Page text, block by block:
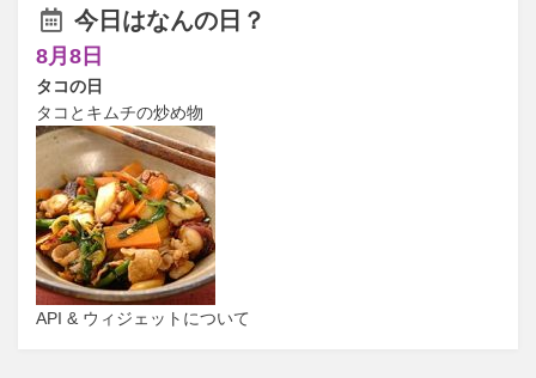
今日はなんの日？
8月8日
タコの日
タコとキムチの炒め物
API & ウィジェットについて